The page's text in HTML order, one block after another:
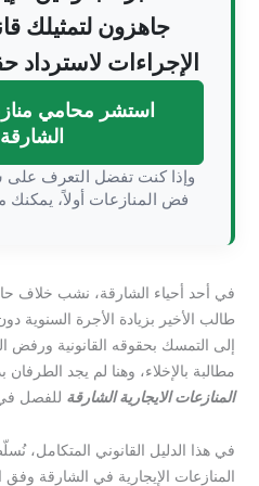
جاهزون لتمثيلك
الإجراءات
استشر محامي
وإذا كنت تفضل التعرف
فض المنازعات أولاً، يمكنك
في أحد أحياء الشارقة، نشب خلاف
طالب الأخير بزيادة الأجرة السنوية
إلى التمسك بحقوقه القانونية ورفض
مطالبة بالإخلاء، وهنا لم يجد
المنازعات الايجارية الشارقة للفصل
في هذا الدليل القانوني
المنازعات الإيجارية في الشارقة وفق